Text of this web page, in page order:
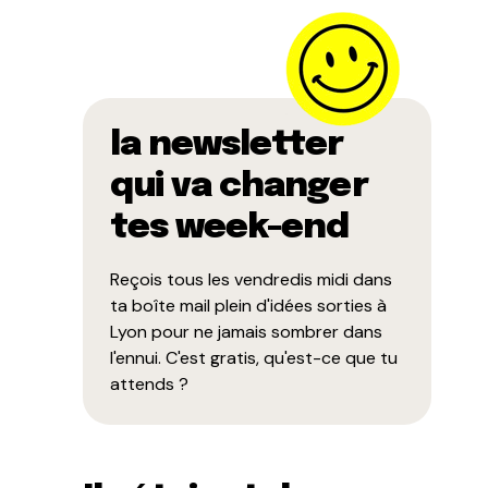
la newsletter
qui va changer
tes week-end
Reçois tous les vendredis midi dans
ta boîte mail plein d'idées sorties à
Lyon pour ne jamais sombrer dans
l'ennui. C'est gratis, qu'est-ce que tu
attends ?